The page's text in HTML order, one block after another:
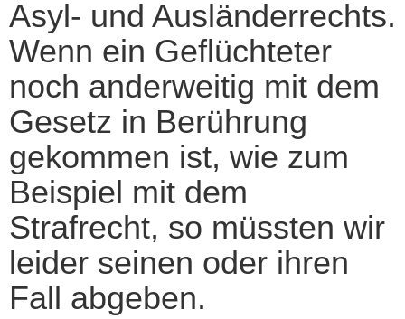
Asyl- und Ausländerrechts.
Wenn ein Geflüchteter
noch anderweitig mit dem
Gesetz in Berührung
gekommen ist, wie zum
Beispiel mit dem
Strafrecht, so müssten wir
leider seinen oder ihren
Fall abgeben.